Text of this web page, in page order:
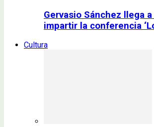
Gervasio Sánchez llega
impartir la conferencia
Cultura